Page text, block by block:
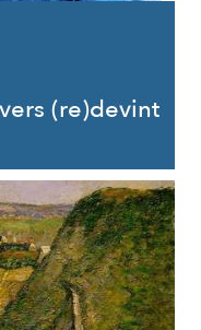
(re)devint